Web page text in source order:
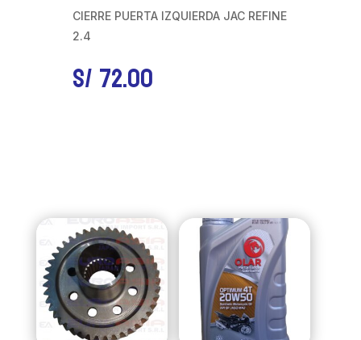
CIERRE PUERTA IZQUIERDA JAC REFINE
2.4
S/72.00